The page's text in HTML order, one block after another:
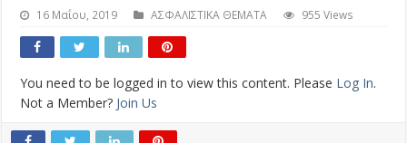
16 Μαΐου, 2019 ΑΣΦΑΛΙΣΤΙΚΑ ΘΕΜΑΤΑ 955 Views
You need to be logged in to view this content. Please Log In.
Not a Member? Join Us